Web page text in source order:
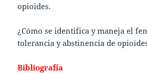
opioides.
¿Cómo se identifica y maneja el
tolerancia y abstinencia de
Bibliografía